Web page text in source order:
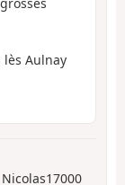
Aulnay
Nicolas17000